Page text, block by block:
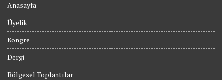
Anasayfa
Üyelik
Kongre
Dergi
Bölgesel Toplantılar